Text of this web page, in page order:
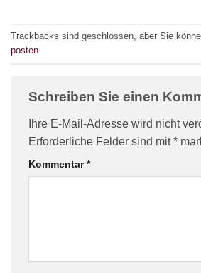
Trackbacks sind geschlossen, aber Sie
posten.
Schreiben Sie einen
Ihre E-Mail-Adresse wird nicht
Erforderliche Felder sind mit*
Kommentar*